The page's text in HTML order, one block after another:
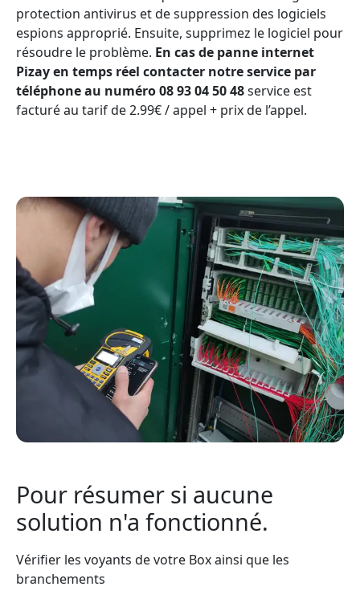
protection antivirus et de suppression des logiciels
espions approprié. Ensuite, supprimez le logiciel pour
résoudre le problème. En cas de panne internet
Pizay en temps réel contacter notre service par
téléphone au numéro 08 93 04 50 48service est
facturé au tarif de 2.99€ / appel + prix de l’appel.
Pour résumer si aucune
solution n'a fonctionné.
Vérifier les voyants de votre Box ainsi que les
branchements